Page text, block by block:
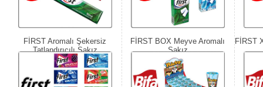
FİRST Aromalı Şekersiz
Tatlandırıcılı Sakız
FİRST BOX Meyve Aromalı
Sakız
FİRST